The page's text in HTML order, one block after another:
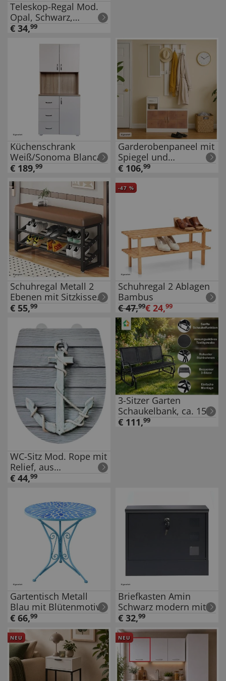
Teleskop-Regal Mod.
Opal, Schwarz,
Duschstange,
€ 34,99
Küchenschrank
Weiß/Sonoma Blanca
€ 189,99
Garderobenpaneel mit
Spiegel und
Schuhschrank Dana
€ 106,99
Schuhregal Metall 2
Ebenen mit Sitzkissen
Braun
€ 55,99
-47 %
Schuhregal 2 Ablagen
Bambus
€47,99€ 24,99
WC-Sitz Mod. Rope mit
Relief, aus
bruchstabilem
€ 44,99
3-Sitzer Garten
Schaukelbank, ca. 151
x 70 x 83 cm – Schwarz
€ 111,99
Gartentisch Metall
Blau mit Blütenmotiv
€ 66,99
Briefkasten Amin
Schwarz modern mit
Zeitungsfach
€ 32,99
NEU NEU